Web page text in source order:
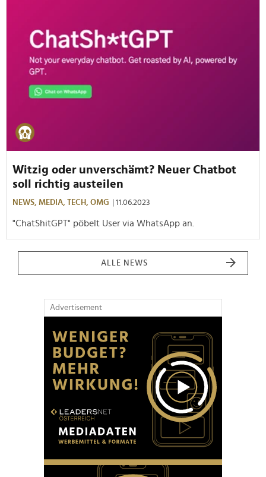
Witzig oder unverschämt? Neuer Chatbot
soll richtig austeilen
NEWS, MEDIA, TECH, OMG | 11.06.2023
"ChatShitGPT" pöbelt User via WhatsApp an.
ALLE NEWS
Advertisement